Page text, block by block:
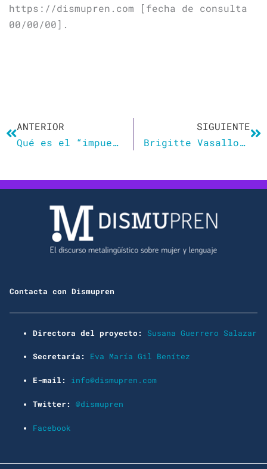
https://dismupren.com [fecha de consulta
00/00/00].
ANTERIOR
Qué es el “impuesto rosa” y por qué las mujeres pagan más por lo mismo
SIGUIENTE
Brigitte Vasallo: «Admiro a Belén Esteban: no le da la gana de refinarse, ha asaltado la casa del amo»
Contacta con Dismupren
Directora del proyecto: Susana Guerrero Salazar
Secretaría: Eva María Gil Benítez
E-mail: info@dismupren.com
Twitter: @dismupren
Facebook